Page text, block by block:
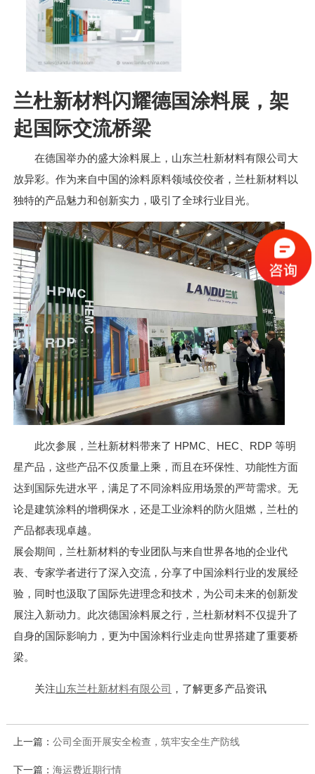
兰杜新材料闪耀德国涂料展，架
起国际交流桥梁
在德国举办的盛大涂料展上，山东兰杜新材料有限公司大
放异彩。作为来自中国的涂料原料领域佼佼者，兰杜新材料以
独特的产品魅力和创新实力，吸引了全球行业目光。
此次参展，兰杜新材料带来了 HPMC、HEC、RDP 等明
星产品，这些产品不仅质量上乘，而且在环保性、功能性方面
达到国际先进水平，满足了不同涂料应用场景的严苛需求。无
论是建筑涂料的增稠保水，还是工业涂料的防火阻燃，兰杜的
产品都表现卓越。
展会期间，兰杜新材料的专业团队与来自世界各地的企业代
表、专家学者进行了深入交流，分享了中国涂料行业的发展经
验，同时也汲取了国际先进理念和技术，为公司未来的创新发
展注入新动力。此次德国涂料展之行，兰杜新材料不仅提升了
自身的国际影响力，更为中国涂料行业走向世界搭建了重要桥
梁。
关注山东兰杜新材料有限公司 ，了解更多产品资讯
上一篇： 公司全面开展安全检查，筑牢安全生产防线
下一篇： 海运费近期行情